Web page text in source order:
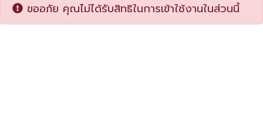
ขออภัย คุณไม่ได้รับสิทธิในการเข้าใช้งานในส่วนนี้